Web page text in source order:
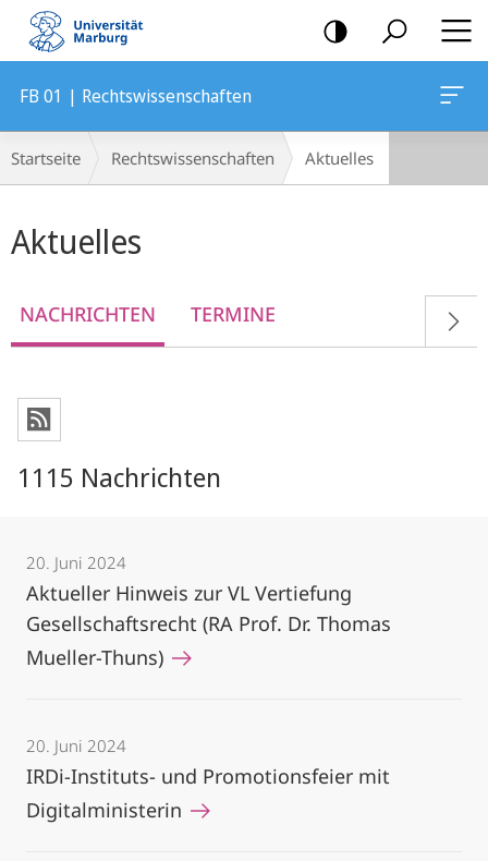
Mobile-
Navigation
FB 01 | Rechtswissenschaften
Breadcrumb-
Navigation
Startseite Rechtswissenschaften Aktuelles
Aktuelles
NACHRICHTEN TERMINE
1115 Nachrichten
20. Juni 2024
Aktueller Hinweis zur VL Vertiefung
Gesellschaftsrecht (RA Prof. Dr. Thomas
Mueller-Thuns)
20. Juni 2024
IRDi-Instituts- und Promotionsfeier mit
Digitalministerin